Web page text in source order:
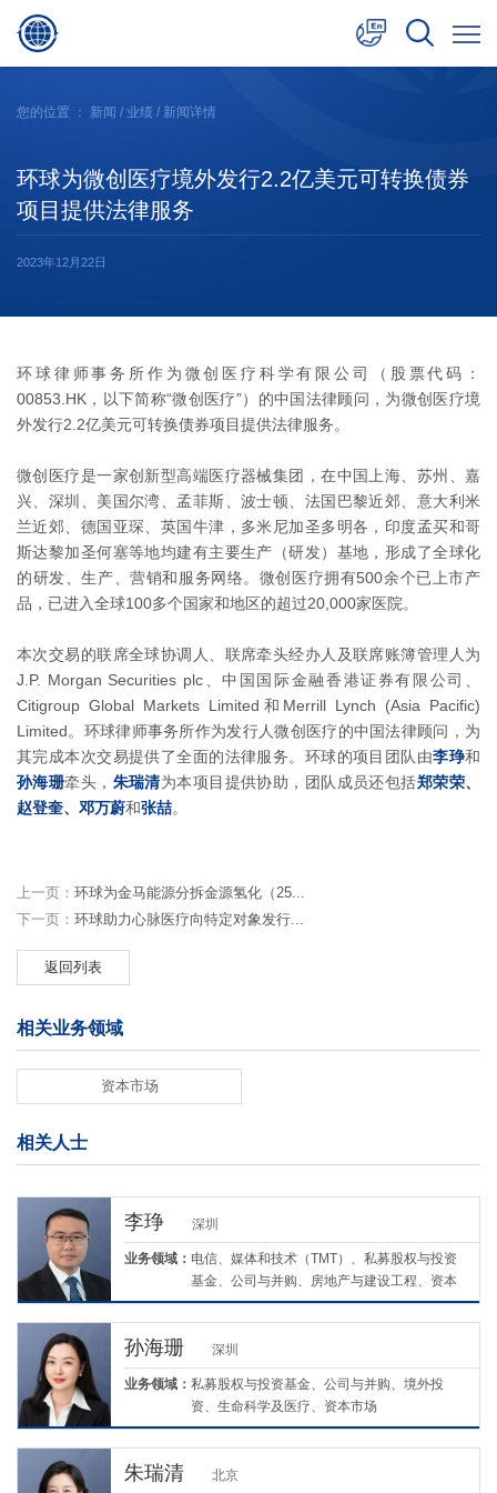
日本語
您的位置 ： 新闻 / 业绩 / 新闻详情
环球为微创医疗境外发行2.2亿美元可转换债券
项目提供法律服务
2023年12月22日
环球律师事务所作为微创医疗科学有限公司（股票代码：
00853.HK，以下简称“微创医疗”）的中国法律顾问，为微创医疗境
外发行2.2亿美元可转换债券项目提供法律服务。
微创医疗是一家创新型高端医疗器械集团，在中国上海、苏州、嘉
兴、深圳、美国尔湾、孟菲斯、波士顿、法国巴黎近郊、意大利米
兰近郊、德国亚琛、英国牛津，多米尼加圣多明各，印度孟买和哥
斯达黎加圣何塞等地均建有主要生产（研发）基地，形成了全球化
的研发、生产、营销和服务网络。微创医疗拥有500余个已上市产
品，已进入全球100多个国家和地区的超过20,000家医院。
本次交易的联席全球协调人、联席牵头经办人及联席账簿管理人为
J.P. Morgan Securities plc、中国国际金融香港证券有限公司、
Citigroup Global Markets Limited和Merrill Lynch (Asia Pacific)
Limited。环球律师事务所作为发行人微创医疗的中国法律顾问，为
其完成本次交易提供了全面的法律服务。环球的项目团队由李琤和
孙海珊牵头， 朱瑞清为本项目提供协助，团队成员还包括郑荣荣、
赵登奎、邓万蔚和张喆。
上一页： 环球为金马能源分拆金源氢化（25...
下一页： 环球助力心脉医疗向特定对象发行...
返回列表
相关业务领域
资本市场
相关人士
李琤 深圳
业务领域： 电信、媒体和技术（TMT）、私募股权与投资
基金、公司与并购、房地产与建设工程、资本
市场
孙海珊 深圳
业务领域： 私募股权与投资基金、公司与并购、境外投
资、生命科学及医疗、资本市场
朱瑞清 北京